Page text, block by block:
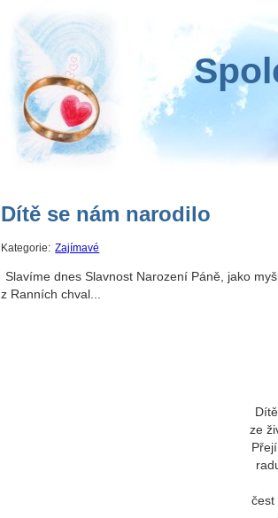
Dítě se nám narodilo
Kategorie: Zajímavé
Slavíme dnes Slavnost Narození Páně, jako
z Ranních chval...
ze
čest